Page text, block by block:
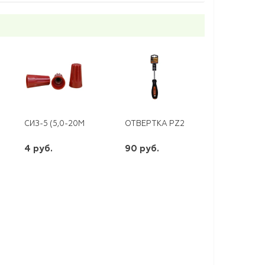
ATLAS DESIGN ОКОНЧЕННАЯ МЕХАНИЗМ БЕЖЕВЫЙ
СИЗ-5 (5,0-20ММ2) КРАСНЫЙ
4 руб.
ОТВЕРТКА РZ2* 100ММ
90 руб.